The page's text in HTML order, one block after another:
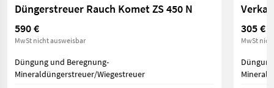
Düngerstreuer Rauch Komet ZS 450 N
590 €
MwSt nicht ausweisbar
Düngung und Beregnung-
Mineraldüngerstreuer/Wiegestreuer
305 €
MwSt